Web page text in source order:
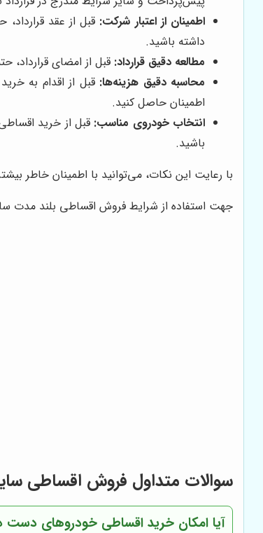
اطمینان از اعتبار شرکت: قبل از عقد
داشته باشید.
مطالعه دقیق قرارداد: قبل از امضای قرارداد،
محاسبه دقیق هزینه‌ها: قبل از اقدام به
اطمینان حاصل کنید.
انتخاب خودروی مناسب: قبل از خرید
باشید.
با رعایت این نکات، می‌توانید با اطمینان خاطر
جهت استفاده از شرایط فروش اقساطی بلند مدت
سوالات متداول فروش اقساطی
آیا امکان خرید اقساطی خودروهای دست